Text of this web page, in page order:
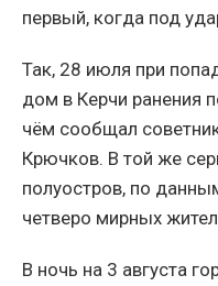
первый, когда под
Так, 28 июля при
дом в Керчи ранения
чём сообщал
Крючков. В той же
полуостров, по
четверо мирных
В ночь на 3 августа